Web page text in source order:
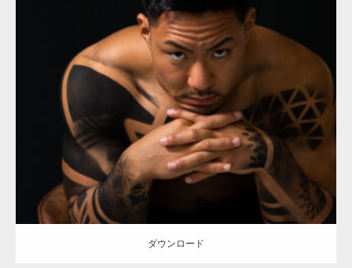
真)
Update: 2021.12.21
Category: アートなマッチョ オレンジの人 TOSHI(大胸筋)
ダウンロード
ダウンロード